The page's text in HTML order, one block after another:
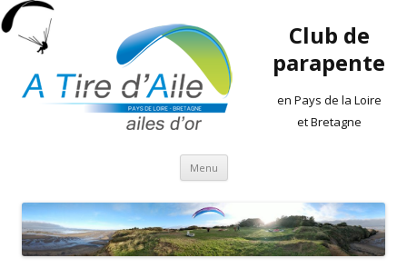
Club de
parapente
en Pays de la Loire
et Bretagne
Menu Aller
contenu